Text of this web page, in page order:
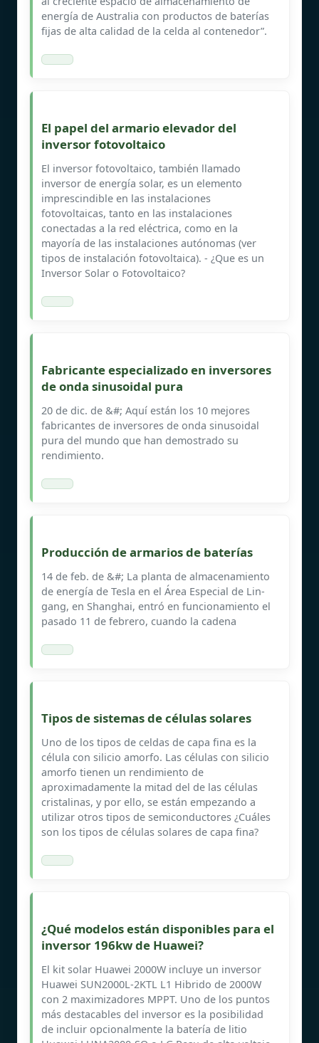
energía de Australia con productos de baterías
fijas de alta calidad de la celda al contenedor”.
El papel del armario elevador del
inversor fotovoltaico
El inversor fotovoltaico, también llamado
inversor de energía solar, es un elemento
imprescindible en las instalaciones
fotovoltaicas, tanto en las instalaciones
conectadas a la red eléctrica, como en la
mayoría de las instalaciones autónomas (ver
tipos de instalación fotovoltaica). - ¿Que es un
Inversor Solar o Fotovoltaico?
Fabricante especializado en inversores
de onda sinusoidal pura
20 de dic. de &#; Aquí están los 10 mejores
fabricantes de inversores de onda sinusoidal
pura del mundo que han demostrado su
rendimiento.
Producción de armarios de baterías
14 de feb. de &#; La planta de almacenamiento
de energía de Tesla en el Área Especial de Lin-
gang, en Shanghai, entró en funcionamiento el
pasado 11 de febrero, cuando la cadena
Tipos de sistemas de células solares
Uno de los tipos de celdas de capa fina es la
célula con silicio amorfo. Las células con silicio
amorfo tienen un rendimiento de
aproximadamente la mitad del de las células
cristalinas, y por ello, se están empezando a
utilizar otros tipos de semiconductores ¿Cuáles
son los tipos de células solares de capa fina?
¿Qué modelos están disponibles para el
inversor 196kw de Huawei?
El kit solar Huawei 2000W incluye un inversor
Huawei SUN2000L-2KTL L1 Hibrido de 2000W
con 2 maximizadores MPPT. Uno de los puntos
más destacables del inversor es la posibilidad
de incluir opcionalmente la batería de litio